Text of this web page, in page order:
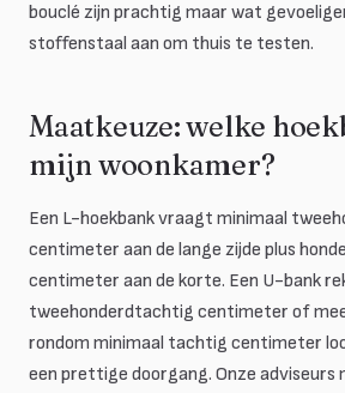
bouclé zijn prachtig maar wat
stoffenstaal aan om thuis te testen.
Maatkeuze: welke
mijn woonkamer?
Een L-hoekbank vraagt minimaal
centimeter aan de lange zijde plus
centimeter aan de korte. Een U-bank
tweehonderdtachtig centimeter of
rondom minimaal tachtig centimeter
een prettige doorgang. Onze adviseurs